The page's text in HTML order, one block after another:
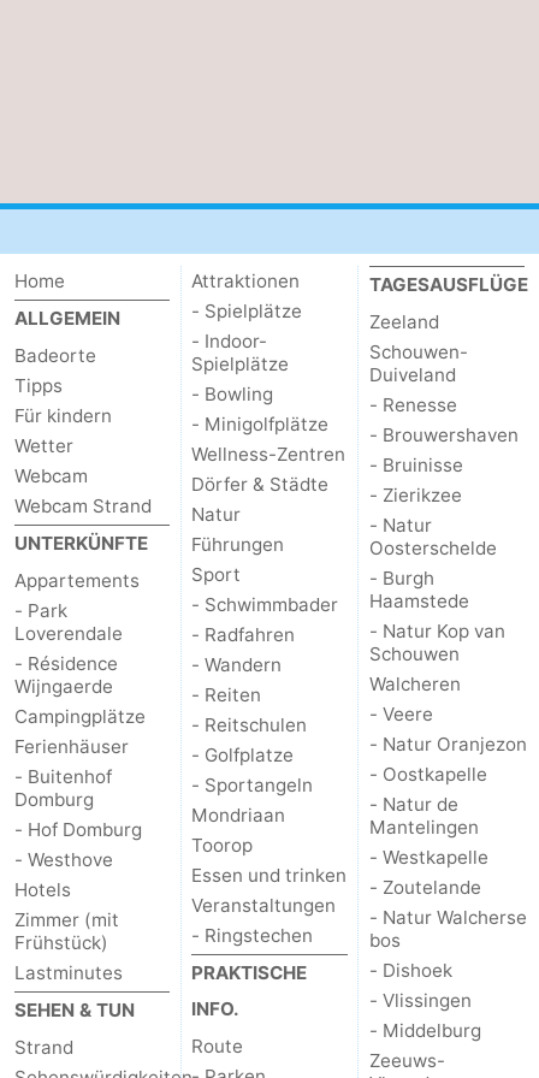
Home
ALLGEMEIN
Badeorte
Tipps
Für kindern
Wetter
Webcam
Webcam Strand
UNTERKÜNFTE
Appartements
- Park
Loverendale
- Résidence
Wijngaerde
Campingplätze
Ferienhäuser
- Buitenhof
Domburg
- Hof Domburg
- Westhove
Hotels
Zimmer (mit
Frühstück)
Lastminutes
SEHEN & TUN
Strand
Attraktionen
- Spielplätze
- Indoor-
Spielplätze
- Bowling
- Minigolfplätze
Wellness-Zentren
Dörfer & Städte
Natur
Führungen
Sport
- Schwimmbader
- Radfahren
- Wandern
- Reiten
- Reitschulen
- Golfplatze
- Sportangeln
Mondriaan
Toorop
Essen und trinken
Veranstaltungen
- Ringstechen
PRAKTISCHE
INFO.
Route
TAGESAUSFLÜGE
Zeeland
Schouwen-
Duiveland
- Renesse
- Brouwershaven
- Bruinisse
- Zierikzee
- Natur
Oosterschelde
- Burgh
Haamstede
- Natur Kop van
Schouwen
Walcheren
- Veere
- Natur Oranjezon
- Oostkapelle
- Natur de
Mantelingen
- Westkapelle
- Zoutelande
- Natur Walcherse
bos
- Dishoek
- Vlissingen
- Middelburg
Zeeuws-